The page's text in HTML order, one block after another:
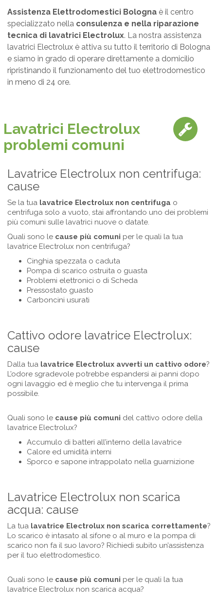
Assistenza Elettrodomestici Bologna è il centro
specializzato nella consulenza e nella riparazione
tecnica di lavatrici Electrolux. La nostra assistenza
lavatrici Electrolux è attiva su tutto il territorio di Bologna
e siamo in grado di operare direttamente a domicilio
ripristinando il funzionamento del tuo elettrodomestico
in meno di 24 ore.
Lavatrici Electrolux
problemi comuni
Lavatrice Electrolux non centrifuga:
cause
Se la tua lavatrice Electrolux non centrifuga o
centrifuga solo a vuoto, stai affrontando uno dei problemi
più comuni sulle lavatrici nuove o datate.
Quali sono le cause più comuni per le quali la tua
lavatrice Electrolux non centrifuga?
Cinghia spezzata o caduta
Pompa di scarico ostruita o guasta
Problemi elettronici o di Scheda
Pressostato guasto
Carboncini usurati
Cattivo odore lavatrice Electrolux:
cause
Dalla tua lavatrice Electrolux avverti un cattivo odore?
L’odore sgradevole potrebbe espandersi ai panni dopo
ogni lavaggio ed è meglio che tu intervenga il prima
possibile.
Quali sono le cause più comuni del cattivo odore della
lavatrice Electrolux?
Accumulo di batteri all’interno della lavatrice
Calore ed umidità interni
Sporco e sapone intrappolato nella guarnizione
Lavatrice Electrolux non scarica
acqua: cause
La tua lavatrice Electrolux non scarica correttamente?
Lo scarico è intasato al sifone o al muro e la pompa di
scarico non fa il suo lavoro? Richiedi subito un’assistenza
per il tuo elettrodomestico.
Quali sono le cause più comuni per le quali la tua
lavatrice Electrolux non scarica acqua?